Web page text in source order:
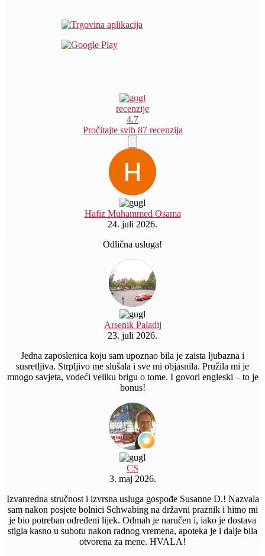
recenzije
4.7
Pročitajte svih 87 recenzija
Hafiz Muhammed Osama
24. juli 2026.
Odlična usluga!
Arsenik Paladij
23. juli 2026.
Jedna zaposlenica koju sam upoznao bila je zaista ljubazna i
susretljiva. Strpljivo me slušala i sve mi objasnila. Pružila mi je
mnogo savjeta, vodeći veliku brigu o tome. I govori engleski – to je
bonus!
CS
3. maj 2026.
Izvanredna stručnost i izvrsna usluga gospođe Susanne D.! Nazvala
sam nakon posjete bolnici Schwabing na državni praznik i hitno mi
je bio potreban određeni lijek. Odmah je naručen i, iako je dostava
stigla kasno u subotu nakon radnog vremena, apoteka je i dalje bila
otvorena za mene. HVALA!